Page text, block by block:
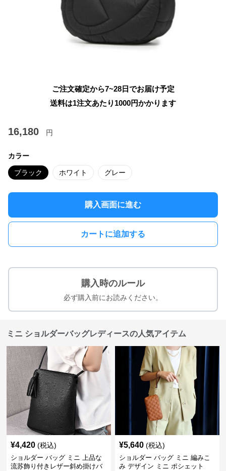
ご注文確定から7~28日でお届け予定
送料は1注文あたり 1000円かかります
16,180 円
カラー
ブラック ホワイト グレー
購入画面に進む
カートに追加する
購入時のルール
必ず購入前にお読みください。
ミニ ショルダーバッグレディースの人気アイテム
¥4,420 (税込)
ショルダー バッグ ミニ 上品な
流苏飾り付きレザー斜め掛けバ
¥5,640 (税込)
ショルダー バッグ ミニ 編みこ
み デザイン ミニ ポシェット